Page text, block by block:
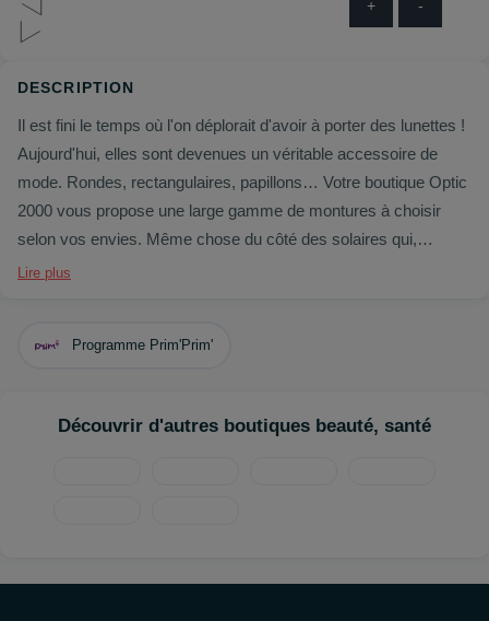
+ -
DESCRIPTION
Il est fini le temps où l'on déplorait d'avoir à porter des lunettes !
Aujourd'hui, elles sont devenues un véritable accessoire de
mode. Rondes, rectangulaires, papillons… Votre boutique Optic
2000 vous propose une large gamme de montures à choisir
selon vos envies. Même chose du côté des solaires qui,
adaptées ou non à votre vue, sont indispensables.
aussi des lentilles de contact pour les grands jours !
Lire plus
Programme Prim'Prim'
Découvrir d'autres boutiques beauté, santé